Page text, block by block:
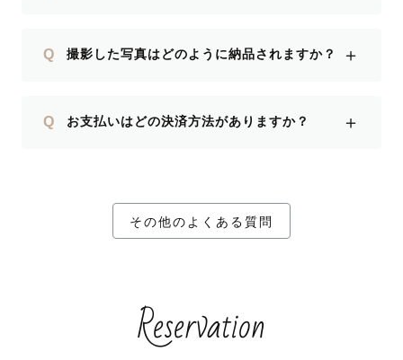
Q 撮影した写真はどのように納品されますか？ ＋
Q お支払いはどの決済方法がありますか？ ＋
その他のよくある質問
Reservation